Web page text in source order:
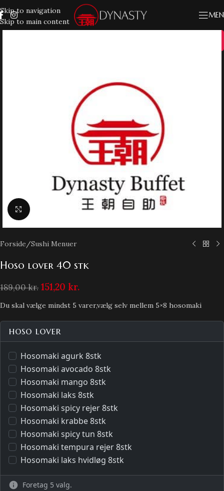
Skip to navigation
Skip to main content
Klik for at forstørre
Forside/Sushi Menuer
Hoso lover 40 stk
189,00kr. 151,20 kr.
Du skal vælge mindst 5 varer,vælg selv mellem 5×8 hosomaki